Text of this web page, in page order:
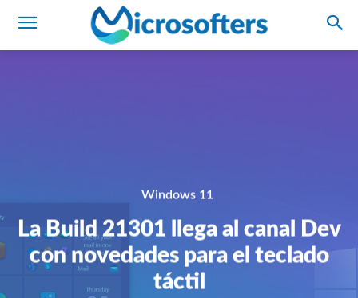
Windows 11
La Build 21301 llega al canal Dev
con novedades para el teclado
táctil